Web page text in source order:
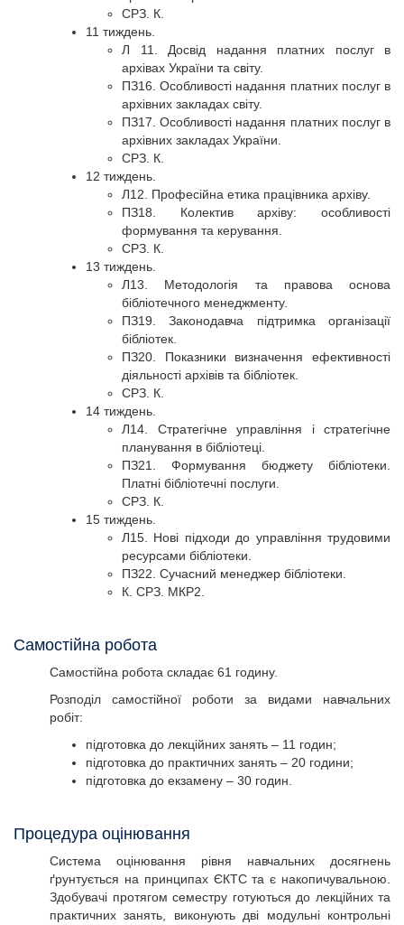
СРЗ. К.
11 тиждень.
Л 11. Досвід надання платних послуг в
архівах України та світу.
ПЗ16. Особливості надання платних послуг в
архівних закладах світу.
ПЗ17. Особливості надання платних послуг в
архівних закладах України.
СРЗ. К.
12 тиждень.
Л12. Професійна етика працівника архіву.
ПЗ18. Колектив архіву: особливості
формування та керування.
СРЗ. К.
13 тиждень.
Л13. Методологія та правова основа
бібліотечного менеджменту.
ПЗ19. Законодавча підтримка організації
бібліотек.
ПЗ20. Показники визначення ефективності
діяльності архівів та бібліотек.
СРЗ. К.
14 тиждень.
Л14. Стратегічне управління і стратегічне
планування в бібліотеці.
ПЗ21. Формування бюджету бібліотеки.
Платні бібліотечні послуги.
СРЗ. К.
15 тиждень.
Л15. Нові підходи до управління трудовими
ресурсами бібліотеки.
ПЗ22. Сучасний менеджер бібліотеки.
К. СРЗ. МКР2.
Самостійна робота
Самостійна робота складає 61 годину.
Розподіл самостійної роботи за видами навчальних
робіт:
підготовка до лекційних занять – 11 годин;
підготовка до практичних занять – 20 години;
підготовка до екзамену – 30 годин.
Процедура оцінювання
Система оцінювання рівня навчальних досягнень
ґрунтується на принципах ЄКТС та є накопичувальною.
Здобувачі протягом семестру готуються до лекційних та
практичних занять, виконують дві модульні контрольні